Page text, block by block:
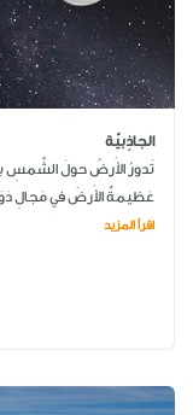
الجاذِبيّة
تَدورُ الأَرضُ حولَ الشَّمسِ
عَظيمةٌ الأَرضَ في مَجالِ
اقرأ المزيد